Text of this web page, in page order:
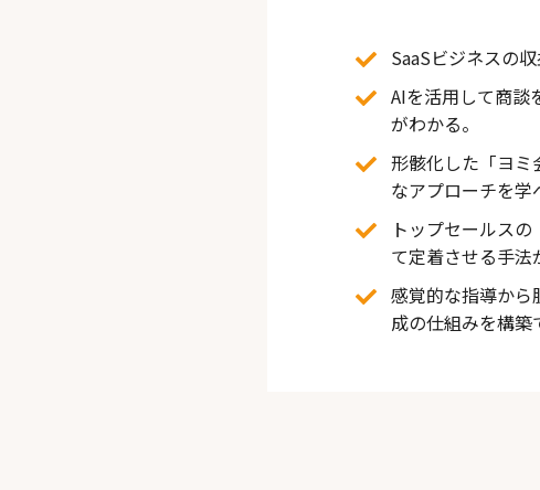
SaaSビジネスの
AIを活用して商談
がわかる。
形骸化した「ヨミ
なアプローチを学
トップセールス
て定着させる手法
感覚的な指導から
成の仕組みを構築